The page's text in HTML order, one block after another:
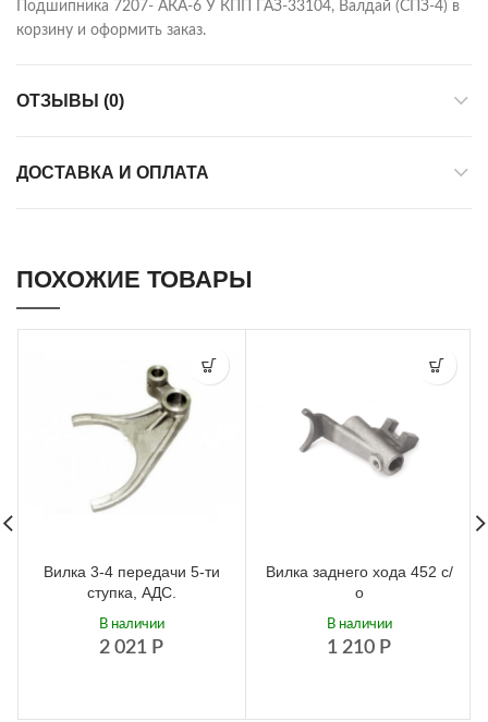
Подшипника 7207- АКА-6 У КПП ГАЗ-33104, Валдай (СПЗ-4) в
корзину и оформить заказ.
ОТЗЫВЫ (0)
ДОСТАВКА И ОПЛАТА
ПОХОЖИЕ ТОВАРЫ
Вилка 3-4 передачи 5-ти
ступка, АДС.
2 021 Р
В наличии
Вилка заднего хода 452 с/
о
1 210 Р
В наличии